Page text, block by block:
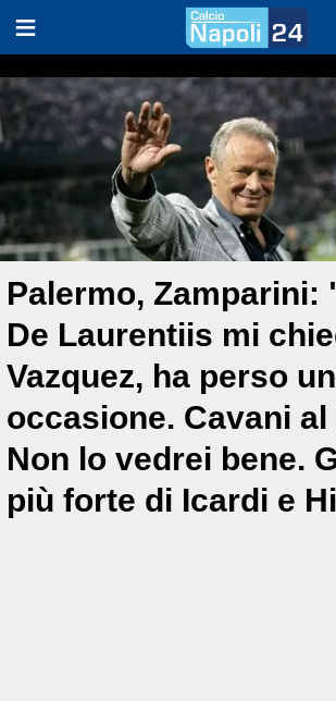
Palermo, Zamparini:
De Laurentiis mi
Vazquez, ha perso
occasione. Cavani
Non lo vedrei bene.
più forte di Icardi e